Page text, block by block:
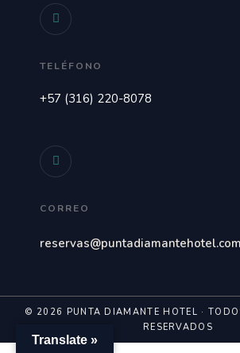
TELÉFONO
+57 (316) 220-8078
CORREO
reservas@puntadiamantehotel.com
© 2026 PUNTA DIAMANTE HOTEL ·
RESERVADOS
Translate »